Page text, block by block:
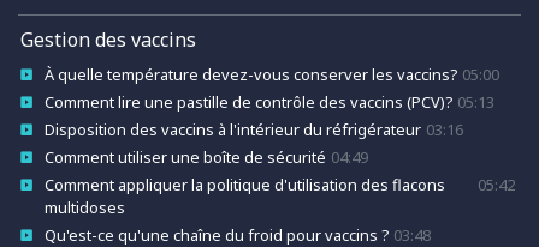
Gestion des vaccins
À quelle température devez-vous conserver les vaccins? 05:00
Comment lire une pastille de contrôle des vaccins (PCV)? 05:13
Disposition des vaccins à l'intérieur du réfrigérateur 03:16
Comment utiliser une boîte de sécurité 04:49
Comment appliquer la politique d'utilisation des flacons
multidoses
05:42
Qu'est-ce qu'une chaîne du froid pour vaccins ? 03:48